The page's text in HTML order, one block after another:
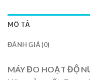
MÔ TẢ
ĐÁNH GIÁ (0)
MÁY ĐO HOẠT ĐỘ